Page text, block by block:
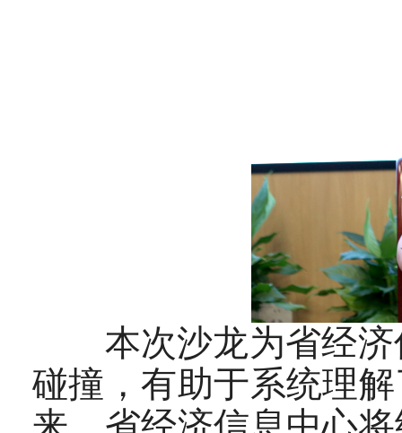
本次沙龙为省经济
碰撞，有助于系统理
来，省经济信息中心